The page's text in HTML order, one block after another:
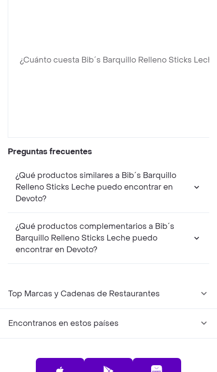
¿Cuánto cuesta Bib´s Barquillo Relleno Sticks
Preguntas frecuentes
¿Qué productos similares a Bib´s Barquillo
Relleno Sticks Leche puedo encontrar en
Devoto?
¿Qué productos complementarios a Bib´s
Barquillo Relleno Sticks Leche puedo
encontrar en Devoto?
Top Marcas y Cadenas de Restaurantes
Encontranos en estos países